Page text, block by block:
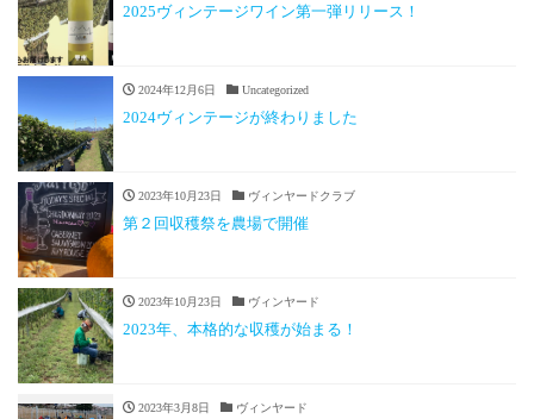
2025ヴィンテージワイン第一弾リリース！
2024年12月6日 Uncategorized
2024ヴィンテージが終わりました
2023年10月23日 ヴィンヤードクラブ
第２回収穫祭を農場で開催
2023年10月23日 ヴィンヤード
2023年、本格的な収穫が始まる！
2023年3月8日 ヴィンヤード